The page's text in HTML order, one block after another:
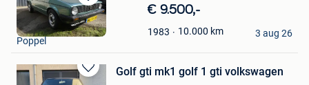
Bewaren
in
Mijn
€ 9.500,-
1983 10.000 km
VWMK
Poppel
3 aug 26
Bewaren
Golf gti mk1 golf 1 gti volkswagen